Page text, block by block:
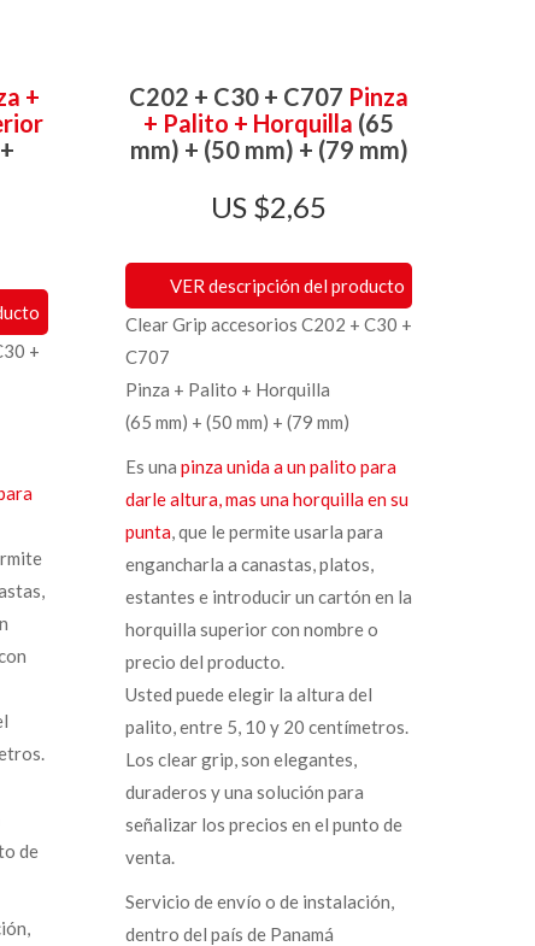
+
+
de
C202 + C30 + C707 Pinza
+ Palito + Horquilla (65
mm) + (50 mm) + (79 mm)
$2,65
VER descripción del producto
Clear Grip accesorios C202 + C30 +
C707
Pinza + Palito + Horquilla
(65 mm) + (50 mm) + (79 mm)
Es unapinza unida a un palito para
darle altura, mas una horquilla en su
punta, que le permite usarla para
engancharla a canastas, platos,
estantes e introducir un cartón en la
horquilla superior con nombre o
precio del producto.
Usted puede elegir la altura del
palito, entre 5, 10 y 20 centímetros.
Los clear grip, son elegantes,
duraderos y una solución para
señalizar los precios en el punto de
venta.
Servicio de envío o de instalación,
dentro del país de Panamá